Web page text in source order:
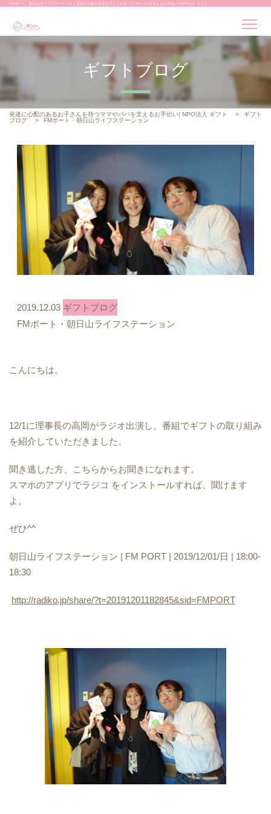
FMポート・朝日山ライフステーション | 発達に心配のあるお子さんを持つママやパパを支えるお手伝い| NPO法人 ギフト
ギフトブログ
発達に心配のあるお子さんを持つママやパパを支えるお手伝い| NPO法人 ギフト >
ギフト
ブログ
> FMポート・朝日山ライフステーション
2019.12.03 ギフトブログ
FMポート・朝日山ライフステーション
こんにちは。
12/1に理事長の高岡がラジオ出演し、番組でギフトの取り組み
を紹介していただきました。
聞き逃した方、こちらからお聞きになれます。
スマホのアプリでラジコ をインストールすれば、聞けます
よ。
ぜひ^^
朝日山ライフステーション | FM PORT | 2019/12/01/日 | 18:00-
18:30
http://radiko.jp/share/?t=20191201182845&sid=FMPORT